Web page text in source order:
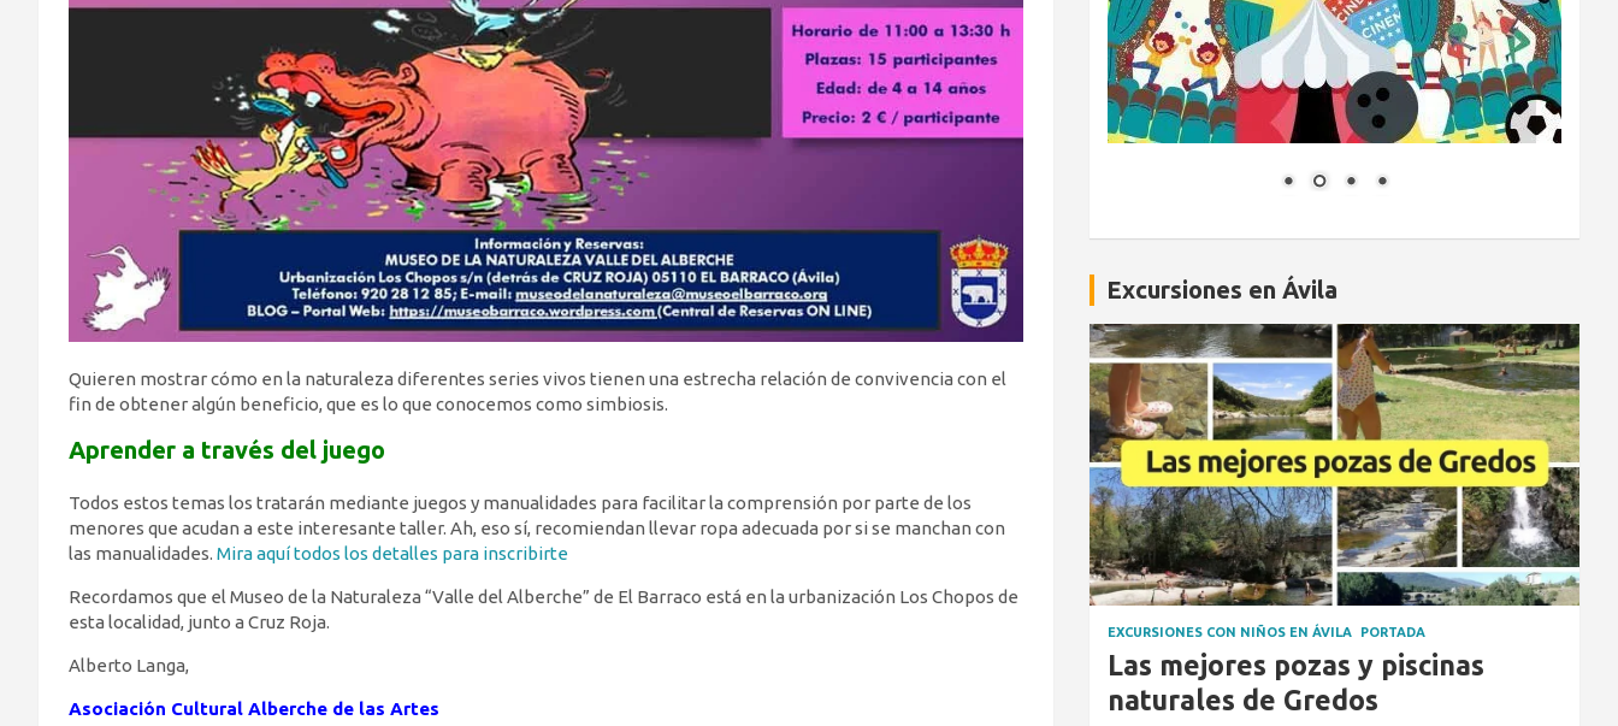
Quieren mostrar cómo en la naturaleza diferentes series vivos tienen una estrecha relación de convivencia con el
fin de obtener algún beneficio, que es lo que conocemos como simbiosis.
Aprender a través del juego
Todos estos temas los tratarán mediante juegos y manualidades para facilitar la comprensión por parte de los
menores que acudan a este interesante taller. Ah, eso sí, recomiendan llevar ropa adecuada por si se manchan con
las manualidades. Mira aquí todos los detalles para inscribirte
Recordamos que el Museo de la Naturaleza “Valle del Alberche” de El Barraco está en la urbanización Los Chopos de
esta localidad, junto a Cruz Roja.
Alberto Langa,
Asociación Cultural Alberche de las Artes
Excursiones en Ávila
EXCURSIONES CON NIÑOS EN ÁVILA PORTADA
Las mejores pozas y piscinas
naturales de Gredos